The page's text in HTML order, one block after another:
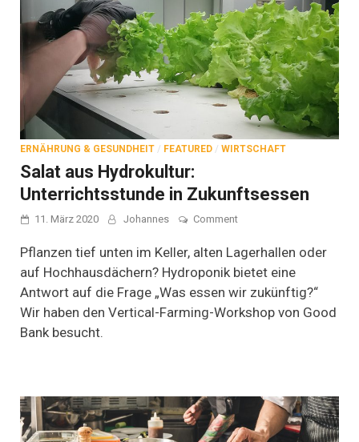
ERNÄHRUNG & GESUNDHEIT / FEATURED / WIRTSCHAFT
Salat aus Hydrokultur:
Unterrichtsstunde in Zukunftsessen
11. März 2020 Johannes Commenton
Hydrokultur:
Unterrichtsstunde
in
Pflanzen tief unten im Keller, alten Lagerhallen oder
auf Hochhausdächern? Hydroponik bietet eine
Antwort auf die Frage „Was essen wir zukünftig?“
Wir haben den Vertical-Farming-Workshop von Good
Bank besucht.